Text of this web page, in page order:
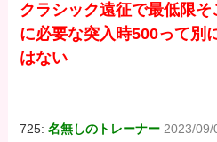
クラシック遠征で最低限
に必要な突入時500って別
はない
725:名無しのトレーナー 2023/09/